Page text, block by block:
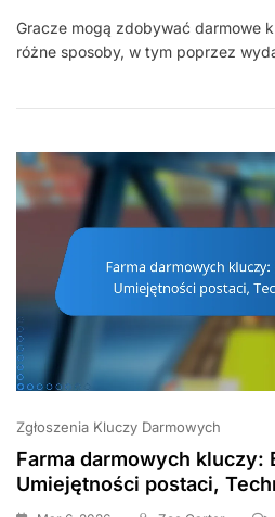
Gracze mogą zdobywać darmowe
różne sposoby, w tym poprzez
Zgłoszenia Kluczy Darmowych
Farma darmowych kluczy:
Umiejętności postaci,